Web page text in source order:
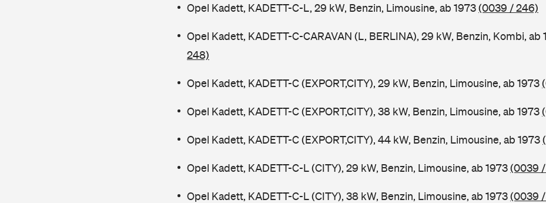
Opel Kadett, KADETT-C-L, 29 kW, Benzin, Limousine, ab 1973(0039 / 246)
Opel Kadett, KADETT-C-CARAVAN (L, BERLINA), 29 kW, Benzin, Kombi, ab
248)
Opel Kadett, KADETT-C (EXPORT,CITY), 29 kW, Benzin, Limousine, ab 1973
Opel Kadett, KADETT-C (EXPORT,CITY), 38 kW, Benzin, Limousine, ab 1973
Opel Kadett, KADETT-C (EXPORT,CITY), 44 kW, Benzin, Limousine, ab 1973
Opel Kadett, KADETT-C-L (CITY), 29 kW, Benzin, Limousine, ab 1973(0039
Opel Kadett, KADETT-C-L (CITY), 38 kW, Benzin, Limousine, ab 1973(0039